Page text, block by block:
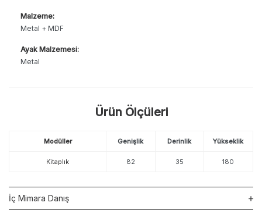
Malzeme:
Metal + MDF
Ayak Malzemesi:
Metal
Ürün Ölçüleri
Modüller Genişlik Derinlik Yükseklik
Kitaplık 82 35 180
İç Mimara Danış